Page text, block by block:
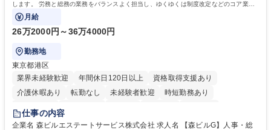
します。 労務と総務の業務をバランスよく担当し、ゆくゆくは制度改定などのコア業務
にも挑戦できる、やりがいある環境です。
月給
26万2000円～36万4000円
勤務地
東京都港区
業界未経験歓迎
年間休日120日以上
資格取得支援あり
介護休暇あり
転勤なし 未経験者歓迎
時短勤務あり
経験者歓迎
完全週休2日制
交通費支給 長期歓迎 駅近5分以内 土日祝休み
仕事の内容
企業名 森ビルエステートサービス株式会社 求人名 【森ビルG】人事・総